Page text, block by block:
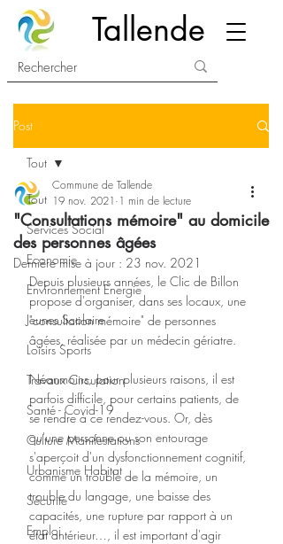
Tallende
Post
Tout
Services Social
Economie
Environnement Energie
Jeunes Scolaire
Loisirs Sports
Travaux Circulation
Santé - Covid-19
Culture Manifestations
Urbanisme Habitat
Sécurité
Emploi
Tout
"Consultations mémoire" au domicile
des personnes âgées
Commune de Tallende
19 nov. 2021 1 min de lecture
Dernière mise à jour : 23 nov. 2021
Depuis plusieurs années, le Clic de Billon
propose d'organiser, dans ses locaux, une
"consultation mémoire" de personnes
âgées, réalisée par un médecin gériatre.
Néanmoins, pour plusieurs raisons, il est
parfois difficile, pour certains patients, de
se rendre à ce rendez-vous. Or, dès
qu'une personne ou son entourage
s'aperçoit d'un dysfonctionnement cognitif,
comme un trouble de la mémoire, un
trouble du langage, une baisse des
capacités, une rupture par rapport à un
état antérieur…, il est important d'agir